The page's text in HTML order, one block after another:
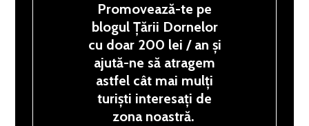
Promovează-te pe
blogul Țării Dornelor
cu doar 200 lei / an și
ajută-ne să atragem
astfel cât mai mulți
turiști interesați de
zona noastră.